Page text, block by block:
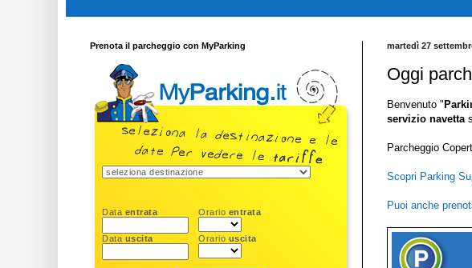
martedì 27
Oggi
Benvenuto "
servizio navetta
Parcheggio
Scopri Parking
Puoi anche
Prenota il parcheggio con MyParking